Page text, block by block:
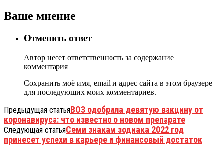
Ваше мнение
Отменить ответ
Автор несет ответственность за содержание
комментария
Сохранить моё имя, email и адрес сайта в этом браузере
для последующих моих комментариев.
Предыдущая статьяВОЗ одобрила девятую вакцину от
коронавируса: что известно о новом препарате
Следующая статьяСеми знакам зодиака 2022 год
принесет успехи в карьере и финансовый достаток